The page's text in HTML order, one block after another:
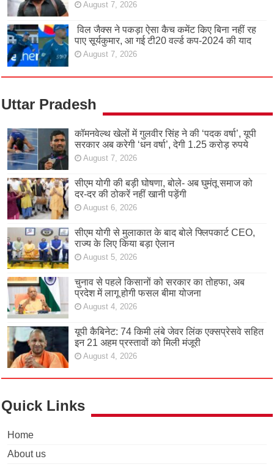
August 7, 2026
विल जैक्स ने पकड़ा ऐसा कैच कमेंट किए बिना नहीं रह
पाए सूर्यकुमार, आ गई टी20 वर्ल्ड कप-2024 की याद
August 7, 2026
Uttar Pradesh
कॉमनवेल्थ खेलों में गुलवीर सिंह ने की ‘पदक वर्षा’, यूपी
सरकार अब करेगी ‘धन वर्षा’, देगी 1.25 करोड़ रुपये
August 7, 2026
सीएम योगी की बड़ी घोषणा, बोले- अब घुमंतू समाज को
दर-दर की ठोकरें नहीं खानी पड़ेंगी
August 6, 2026
सीएम योगी से मुलाकात के बाद बोले फ्लिपकार्ट CEO,
राज्य के लिए किया बड़ा ऐलान
August 5, 2026
चुनाव से पहले किसानों को सरकार का तोहफा, अब
प्रदेश में लागू होगी फसल बीमा योजना
August 4, 2026
यूपी कैबिनेट: 74 किमी लंबे जेवर लिंक एक्सप्रेसवे सहित
इन 21 अहम प्रस्तावों को मिली मंजूरी
August 4, 2026
Quick Links
Home
About us